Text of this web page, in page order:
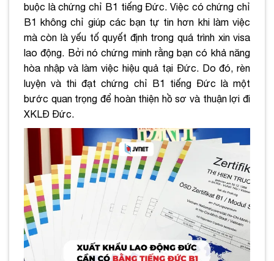
buộc là chứng chỉ B1 tiếng Đức. Việc có chứng chỉ
B1 không chỉ giúp các bạn tự tin hơn khi làm việc
mà còn là yếu tố quyết định trong quá trình xin visa
lao động. Bởi nó chứng minh rằng bạn có khả năng
hòa nhập và làm việc hiệu quả tại Đức. Do đó, rèn
luyện và thi đạt chứng chỉ B1 tiếng Đức là một
bước quan trọng để hoàn thiện hồ sơ và thuận lợi đi
XKLĐ Đức.